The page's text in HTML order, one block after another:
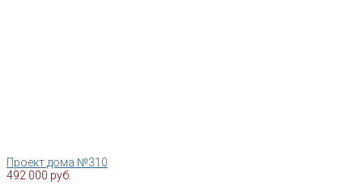
Проект дома №310
492 000 руб.